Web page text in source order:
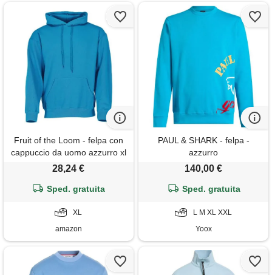
Fruit of the Loom - felpa con
cappuccio da uomo azzurro xl
28,24 €
Sped. gratuita
XL
amazon
PAUL & SHARK - felpa -
azzurro
140,00 €
Sped. gratuita
L M XL XXL
Yoox